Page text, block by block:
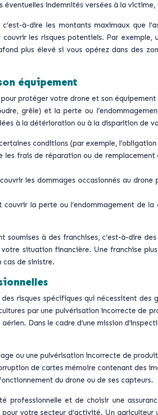
indemnités versées à la
à-dire les montants maximaux que
les risques potentiels. Par
plus élevé si vous opérez dans des
équipement
protéger votre drone et son
grêle) et la perte ou
à la détérioration ou à la disparition de
conditions (par exemple,
les frais de réparation ou de
couvrir les dommages occasionnés au
couvrir la perte ou l’endommagement de
à des franchises, c’est-à-dire
situation financière. Une franchise
cas de sinistre.
risques spécifiques qui nécessitent des
par une pulvérisation incorrecte de
Dans le cadre d’une mission
ou une pulvérisation incorrecte de
de cartes mémoire contenant des
du drone ou de ses capteurs.
et de choisir une
votre secteur d’activité. Un